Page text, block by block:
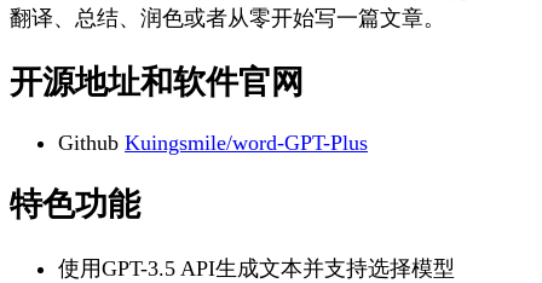
翻译、总结、润色或者从零开始写一篇文章。
开源地址和软件官网
Github Kuingsmile/word-GPT-Plus
特色功能
使用GPT-3.5 API生成文本并支持选择模型